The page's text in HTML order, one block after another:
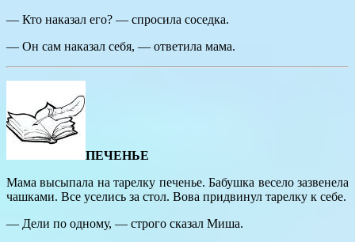
— Кто наказал его? — спросила соседка.
— Он сам наказал себя, — ответила мама.
ПЕЧЕНЬЕ
Мама высыпала на тарелку печенье. Бабушка весело зазвенела
чашками. Все уселись за стол. Вова придвинул тарелку к себе.
— Дели по одному, — строго сказал Миша.